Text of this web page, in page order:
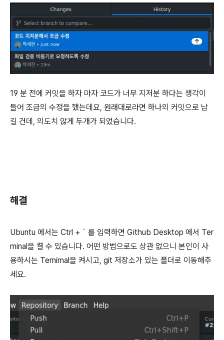
19 분 전에 커밋을 하자 마자 코드가 너무 지저분 하다는 생각이
들어 조금의 수정을 했는데요, 원래대로라면 하나의 커밋으로 남
길 건데, 의도치 않게 두개가 되었습니다.
해결
Ubuntu 에서는 Ctrl + ` 를 입력하면 Github Desktop 에서 Ter
minal을 켤 수 있습니다. 어떤 방법으로도 상관 없으니 본인이 사
용하시는 Ternimal을 켜시고, git 저장소가 있는 폴더로 이동해주
세요.